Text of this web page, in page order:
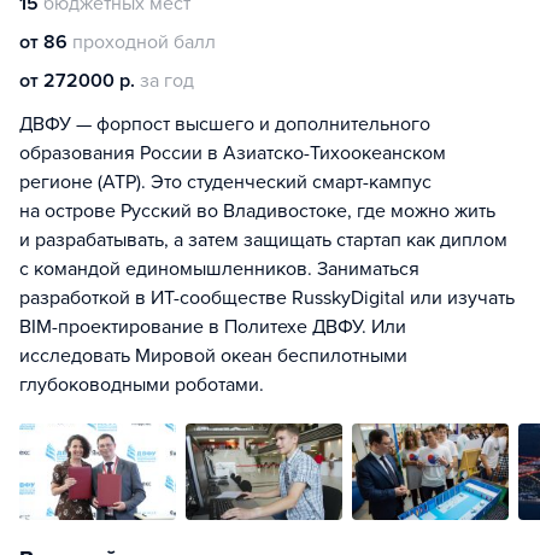
от 86 проходной балл
от 272000 р. за год
ДВФУ — форпост высшего и дополнительного
образования России в Азиатско-Тихоокеанском
регионе (АТР). Это студенческий смарт-кампус
на острове Русский во Владивостоке, где можно жить
и разрабатывать, а затем защищать стартап как диплом
с командой единомышленников. Заниматься
разработкой в ИТ-сообществе RusskyDigital или изучать
BIM-проектирование в Политехе ДВФУ. Или
исследовать Мировой океан беспилотными
глубоководными роботами.